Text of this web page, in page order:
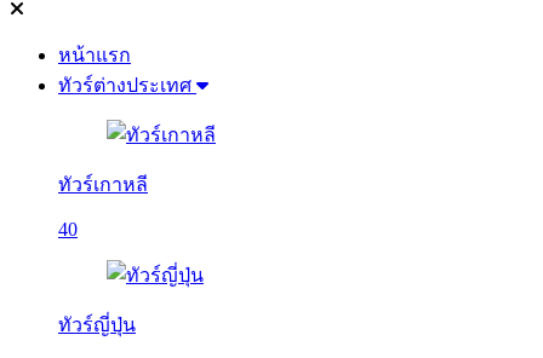
หน้าแรก
ทัวร์ต่างประเทศ
ทัวร์เกาหลี
40
ทัวร์ญี่ปุ่น